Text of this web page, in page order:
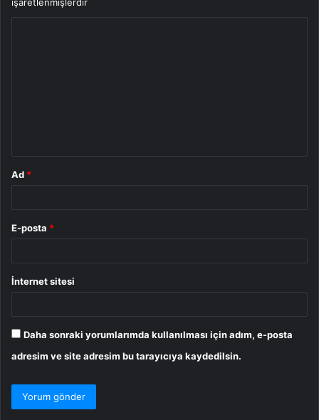
Ad *
E-posta *
İnternet sitesi
Daha sonraki yorumlarımda kullanılması için adım, e-posta
adresim ve site adresim bu tarayıcıya kaydedilsin.